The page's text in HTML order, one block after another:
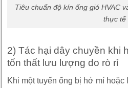
Tiêu chuẩn độ kín ống gió HVAC
thực tế
2) Tác hại dây chuyền khi
tổn thất lưu lượng do rò rỉ
Khi một tuyến ống bị hở mí hoặc